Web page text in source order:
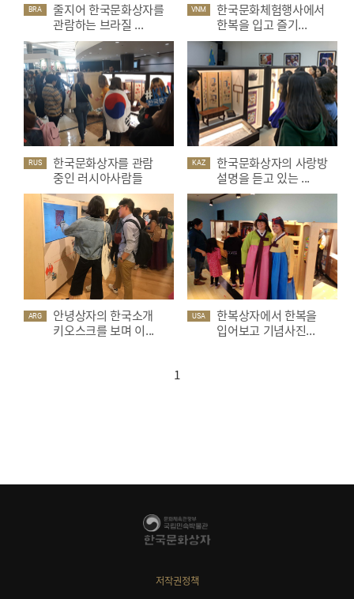
BRA
줄지어 한국문화상자를
관람하는 브라질 ...
VNM
한국문화체험행사에서
한복을 입고 즐기...
RUS
한국문화상자를 관람
중인 러시아사람들
KAZ
한국문화상자의 사랑방
설명을 듣고 있는 ...
ARG
안녕상자의 한국소개
키오스크를 보며 이...
USA
한복상자에서 한복을
입어보고 기념사진...
1
저작권정책